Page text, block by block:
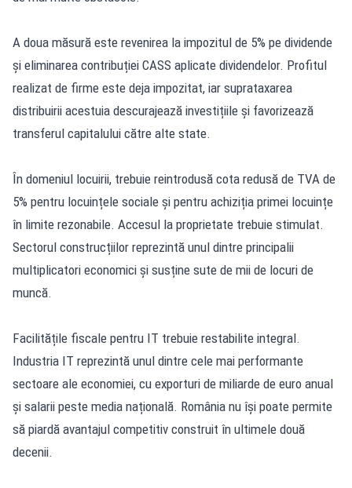
A doua măsură este revenirea la impozitul de 5% pe dividende
și eliminarea contribuției CASS aplicate dividendelor. Profitul
realizat de firme este deja impozitat, iar suprataxarea
distribuirii acestuia descurajează investițiile și favorizează
transferul capitalului către alte state.
În domeniul locuirii, trebuie reintrodusă cota redusă de TVA de
5% pentru locuințele sociale și pentru achiziția primei locuințe
în limite rezonabile. Accesul la proprietate trebuie stimulat.
Sectorul construcțiilor reprezintă unul dintre principalii
multiplicatori economici și susține sute de mii de locuri de
muncă.
Facilitățile fiscale pentru IT trebuie restabilite integral.
Industria IT reprezintă unul dintre cele mai performante
sectoare ale economiei, cu exporturi de miliarde de euro anual
și salarii peste media națională. România nu își poate permite
să piardă avantajul competitiv construit în ultimele două
decenii.